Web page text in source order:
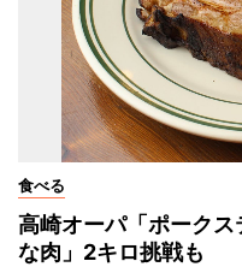
食べる
高崎オーパ「ポーク
な肉」2キロ挑戦も